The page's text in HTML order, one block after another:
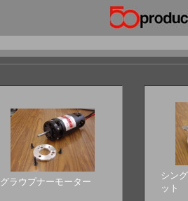
グラウプナーモーター
シン
ット